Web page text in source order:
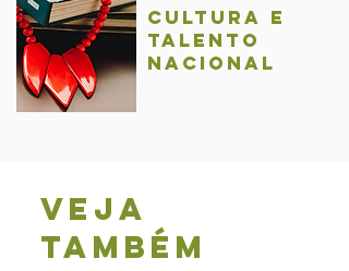
Cultura e
talentO
nacional
Veja
também